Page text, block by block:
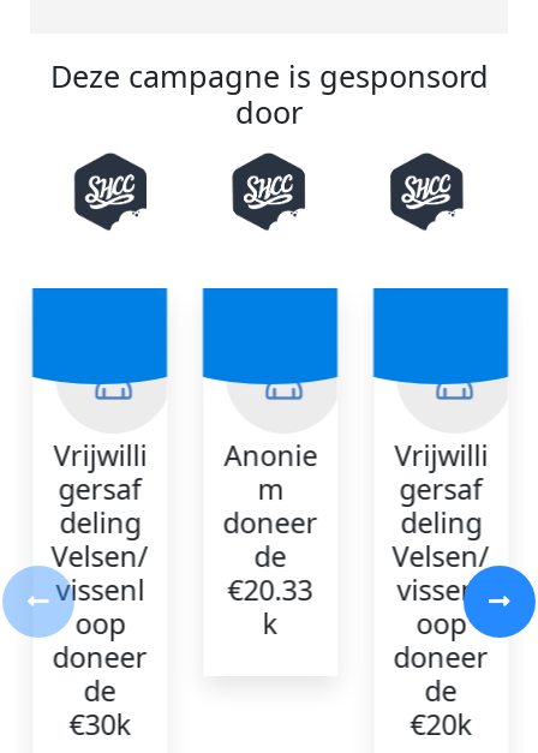
Deze campagne is gesponsord
door
Vrijwilli
gersaf
deling
Velsen/
vissenl
oop
doneer
de
€30k
Anonie
m
doneer
de
€20.33
k
Vrijwilli
gersaf
deling
Velsen/
vissenl
oop
doneer
de
€20k